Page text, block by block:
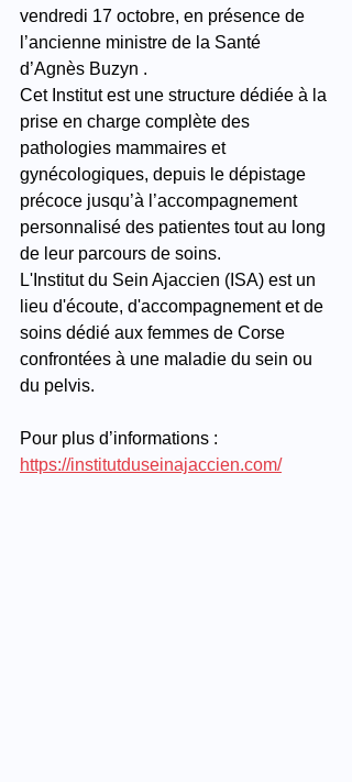
vendredi 17 octobre, en présence de
l’ancienne ministre de la Santé
d’Agnès Buzyn .
Cet Institut est une structure dédiée à la
prise en charge complète des
pathologies mammaires et
gynécologiques, depuis le dépistage
précoce jusqu’à l’accompagnement
personnalisé des patientes tout au long
de leur parcours de soins.
L'Institut du Sein Ajaccien (ISA) est un
lieu d'écoute, d'accompagnement et de
soins dédié aux femmes de Corse
confrontées à une maladie du sein ou
du pelvis.
Pour plus d’informations :
https://institutduseinajaccien.com/